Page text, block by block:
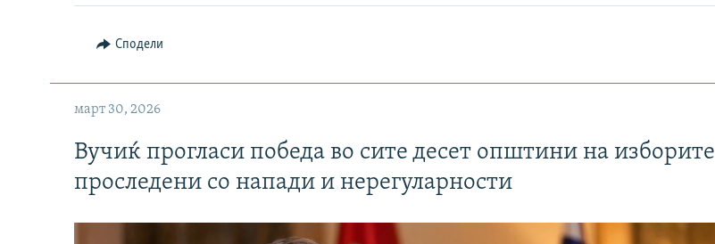
Сподели
март 30, 2026
Вучиќ прогласи победа во сите десет општини на изборите
проследени со напади и нерегуларности